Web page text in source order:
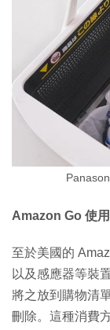
Amazon Go 使
至於美國的
以及感應器等裝
將之放到購物清
刪除。這種消費